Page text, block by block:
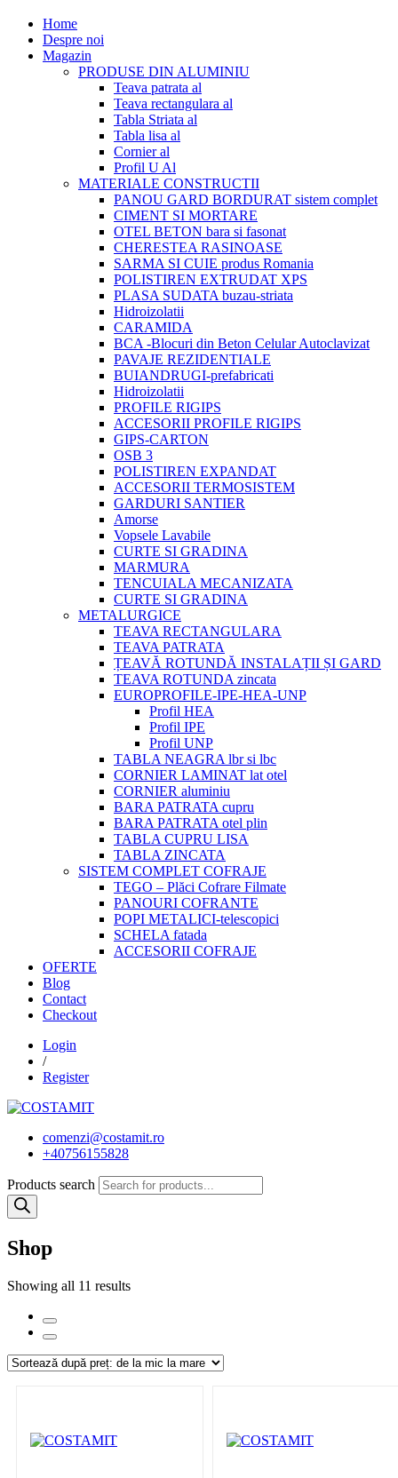
Home
Despre noi
Magazin
PRODUSE DIN ALUMINIU
Teava patrata al
Teava rectangulara al
Tabla Striata al
Tabla lisa al
Cornier al
Profil U Al
MATERIALE CONSTRUCTII
PANOU GARD BORDURAT sistem complet
CIMENT SI MORTARE
OTEL BETON bara si fasonat
CHERESTEA RASINOASE
SARMA SI CUIE produs Romania
POLISTIREN EXTRUDAT XPS
PLASA SUDATA buzau-striata
Hidroizolatii
CARAMIDA
BCA -Blocuri din Beton Celular Autoclavizat
PAVAJE REZIDENTIALE
BUIANDRUGI-prefabricati
Hidroizolatii
PROFILE RIGIPS
ACCESORII PROFILE RIGIPS
GIPS-CARTON
OSB 3
POLISTIREN EXPANDAT
ACCESORII TERMOSISTEM
GARDURI SANTIER
Amorse
Vopsele Lavabile
CURTE SI GRADINA
MARMURA
TENCUIALA MECANIZATA
CURTE SI GRADINA
METALURGICE
TEAVA RECTANGULARA
TEAVA PATRATA
ȚEAVĂ ROTUNDĂ INSTALAȚII ȘI GARD
TEAVA ROTUNDA zincata
EUROPROFILE-IPE-HEA-UNP
Profil HEA
Profil IPE
Profil UNP
TABLA NEAGRA lbr si lbc
CORNIER LAMINAT lat otel
CORNIER aluminiu
BARA PATRATA cupru
BARA PATRATA otel plin
TABLA CUPRU LISA
TABLA ZINCATA
SISTEM COMPLET COFRAJE
TEGO – Plăci Cofrare Filmate
PANOURI COFRANTE
POPI METALICI-telescopici
SCHELA fatada
ACCESORII COFRAJE
OFERTE
Blog
Contact
Checkout
Login
/
Register
comenzi@costamit.ro
+40756155828
Products search
Shop
Showing all 11 results